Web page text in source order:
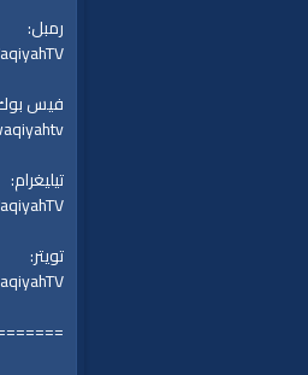
رمبل:
فيس
تيليغرام:
تويتر: